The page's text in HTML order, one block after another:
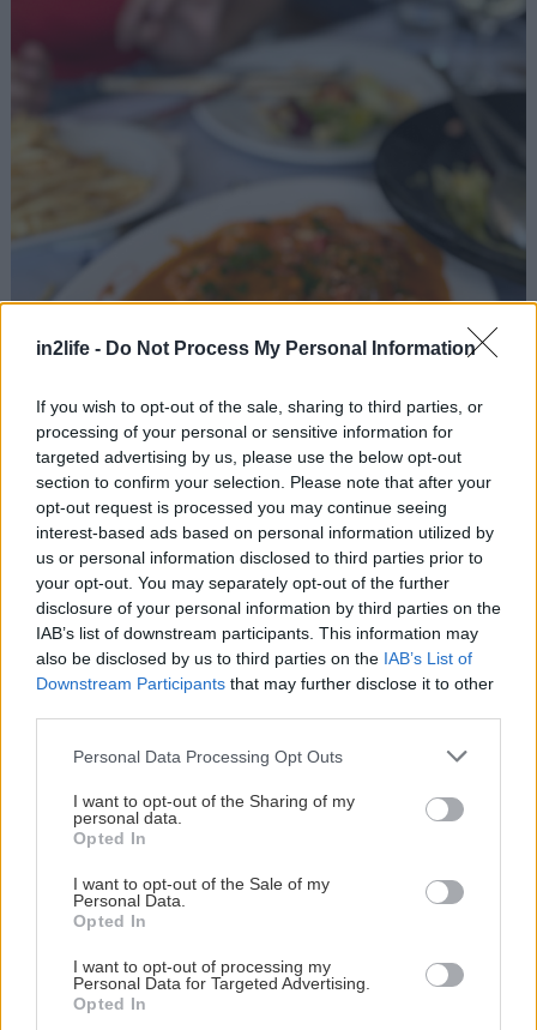
in2life - Do Not Process My Personal Information
If you wish to opt-out of the sale, sharing to third parties, or
processing of your personal or sensitive information for
targeted advertising by us, please use the below opt-out
section to confirm your selection. Please note that after your
opt-out request is processed you may continue seeing
interest-based ads based on personal information utilized by
us or personal information disclosed to third parties prior to
your opt-out. You may separately opt-out of the further
disclosure of your personal information by third parties on the
IAB’s list of downstream participants. This information may
also be disclosed by us to third parties on the IAB’s List of
Downstream Participants that may further disclose it to other
Please note that this website/app uses one or more Google
not limited to your visit or usage behaviour. You may click to
grant or deny consent to Google and its third-party tags to
use your data for below specified purposes in below Google
consent section.
Personal Data Processing Opt Outs
I want to opt-out of the Sharing of my
personal data.
Opted In
I want to opt-out of the Sale of my
Personal Data.
Opted In
I want to opt-out of processing my
Personal Data for Targeted Advertising.
Opted In
γαρίδες σαγανάκι
(15€) ήρθαν με τη σειρά
τους σε μια υπερμεγέθη μερίδα με δέκα μεγάλες
γαρίδες και μια πηχτή σαλτσούλα με λιγοστή
φέτα. Καθαρισμένη η γαρίδα και μπράβο τους,
κάτι έλειπε ωστόσο από τη σάλτσα για να
απογειωθεί η γεύση τους. Η
γαριδομακαρονάδα
(15€) ήρθε επίσης σε μια μεγάλη μερίδα με τη
συνδρομή τεσσάρων μυδιών για τους έξτρα